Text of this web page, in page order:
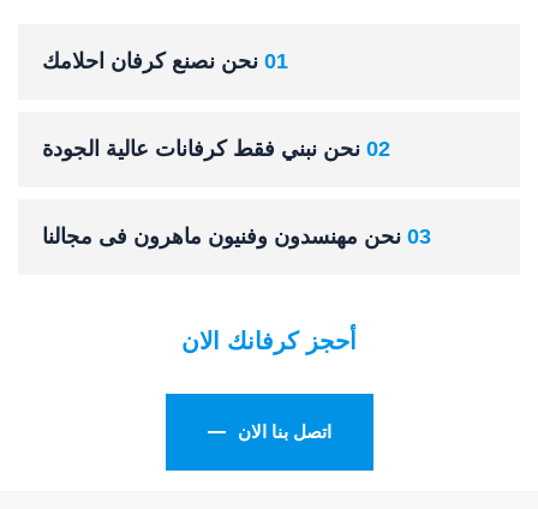
01 نحن نصنع كرفان احلامك
02 نحن نبني فقط كرفانات عالية الجودة
03 نحن مهنسدون وفنيون ماهرون فى مجالنا
أحجز كرفانك الان
اتصل بنا الان